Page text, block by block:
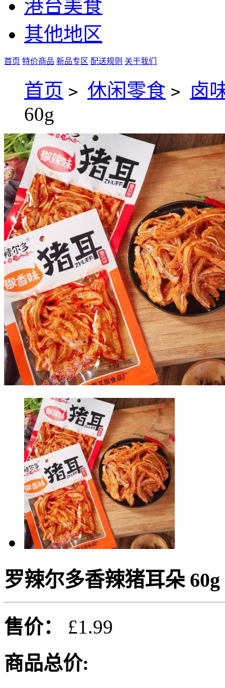
港台美食
其他地区
首页 特价商品 新品专区 配送规则 关于我们
首页 > 休闲零食 >
卤
60g
罗辣尔多香辣猪耳朵 60g
售价：
£1.99
商品总价: